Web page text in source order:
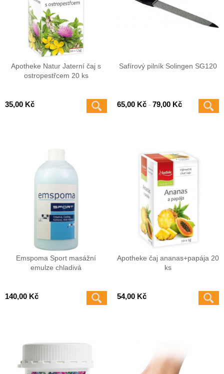
Apotheke Natur Jaterní čaj s
ostropestřcem 20 ks
35,00 Kč
Safírový pilník Solingen SG120
65,00 Kč- 79,00 Kč
Emspoma Sport masážní
emulze chladivá
140,00 Kč
Apotheke čaj ananas+papája 20
ks
54,00 Kč